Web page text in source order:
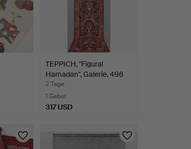
TEPPICH, "Figural
Hamadan", Galerie, 496
x…
2 Tage
1 Gebot
317 USD